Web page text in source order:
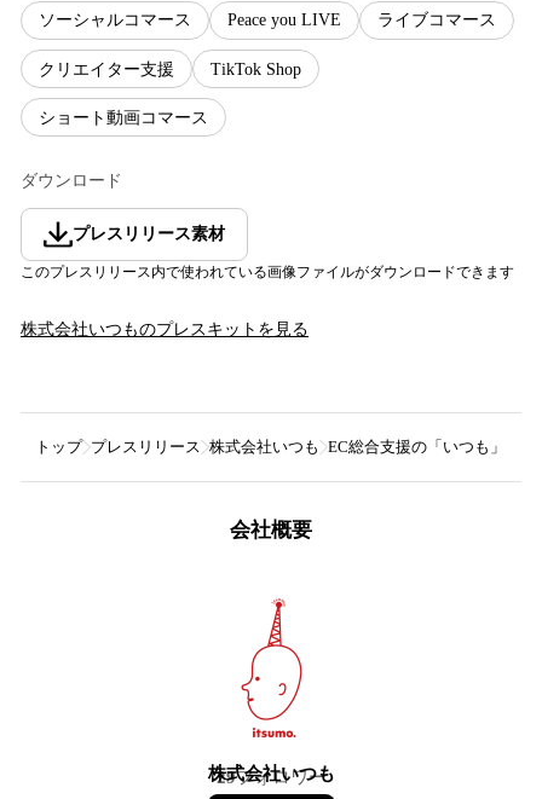
ソーシャルコマース Peace you LIVE ライブコマース
クリエイター支援 TikTok Shop
ショート動画コマース
ダウンロード
プレスリリース素材
このプレスリリース内で使われている画像ファイルがダウンロードできます
株式会社いつものプレスキットを見る
トップ プレスリリース 株式会社いつも EC総合支援の「いつも」、
会社概要
株式会社いつも
29フォロワー